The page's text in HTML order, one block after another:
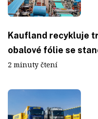
Kaufland recykluje
obalové fólie se
2 minuty čtení